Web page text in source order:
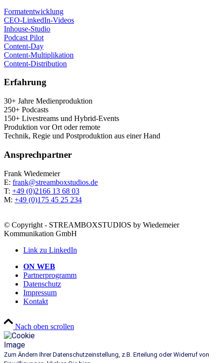
For­ma­t­ent­wick­lung
CEO-Lin­ke­dIn-Vide­os
Inhouse-Stu­dio
Pod­cast Pilot
Con­tent-Day
Con­tent-Mul­ti­pli­ka­ti­on
Con­tent-Dis­tri­bu­ti­on
Erfah­rung
30+ Jah­re Medienproduktion
250+ Podcasts
150+ Live­streams und Hybrid-Events
Pro­duk­ti­on vor Ort oder remote
Tech­nik, Regie und Post­pro­duk­ti­on aus einer Hand
Ansprech­part­ner
Frank Wie­demei­er
E: frank@streamboxstudios.de
T: +49 (0)2166 13 68 03
M: +49 (0)175 45 25 234
© Copyright - STREAMBOXSTUDIOS by Wiedemeier
Kommunikation GmbH
Link zu LinkedIn
ON WEB
Part­ner­pro­gramm
Daten­schutz
Impres­sum
Kon­takt
Nach oben scrollen
Zum Ändern Ihrer Datenschutzeinstellung, z.B. Erteilung oder Widerruf von